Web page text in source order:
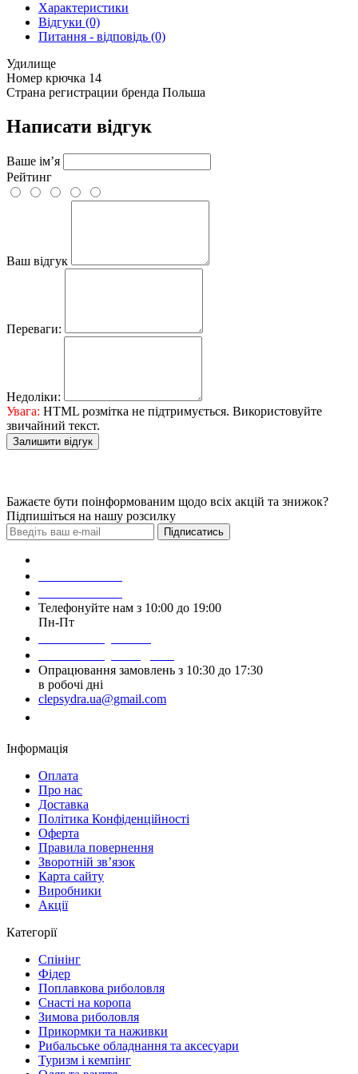
Характеристики
Відгуки (0)
Питання - відповідь (0)
Удилище
Номер крючка 14
Страна регистрации бренда Пoльша
Написати відгук
Ваше ім’я
Рейтинг
Ваш відгук
Переваги:
Недоліки:
Увага: HTML розмітка не підтримується. Використовуйте
звичайний текст.
Залишити відгук
Бажаєте бути поінформованим щодо всіх акцій та знижок?
Підпишіться на нашу розсилку
Підписатись
Телефонуйте нам з 10:00 до 19:00
Пн-Пт
Опрацювання замовлень з 10:30 до 17:30
в робочі дні
clepsydra.ua@gmail.com
Інформація
Оплата
Про нас
Доставка
Політика Конфіденційності
Оферта
Правила повернення
Зворотній зв’язок
Карта сайту
Виробники
Акції
Категорії
Спінінг
Фідер
Поплавкова риболовля
Снасті на коропа
Зимова риболовля
Прикормки та наживки
Рибальське обладнання та аксесуари
Туризм і кемпінг